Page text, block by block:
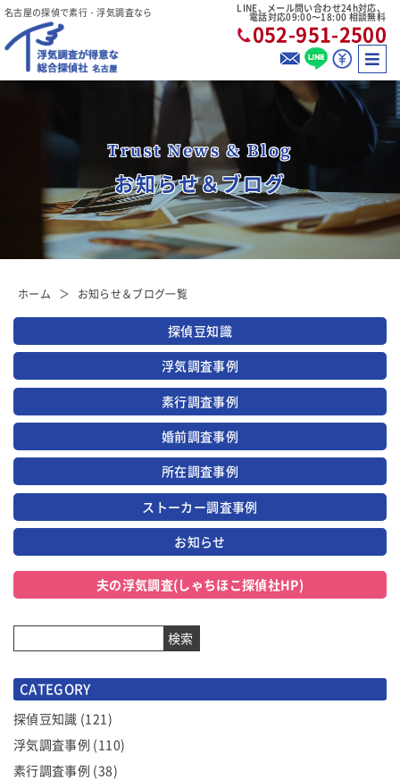
名古屋の探偵で素行・浮気調査なら LINE、メール問い合わせ24h対応、
電話対応09:00〜18:00 相談無料
052-951-2500
Trust News & Blog
お知らせ＆ブログ
ホーム お知らせ＆ブログ一覧
探偵豆知識
浮気調査事例
素行調査事例
婚前調査事例
所在調査事例
ストーカー調査事例
お知らせ
夫の浮気調査(しゃちほこ探偵社HP)
検索
CATEGORY
探偵豆知識 (121)
浮気調査事例 (110)
素行調査事例 (38)